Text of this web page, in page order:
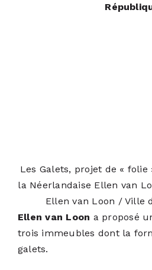
Les Galets, projet de «
la Néerlandaise Ellen van
Ellen van Loon / Ville
Ellen van Loon a proposé
trois immeubles dont la
galets.